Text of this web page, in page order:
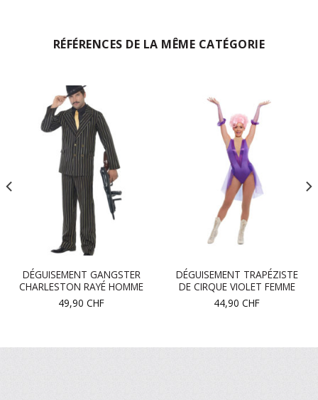
RÉFÉRENCES DE LA MÊME CATÉGORIE
DÉGUISEMENT GANGSTER
CHARLESTON RAYÉ HOMME
49,90 CHF
DÉGUISEMENT TRAPÉZISTE
DE CIRQUE VIOLET FEMME
44,90 CHF